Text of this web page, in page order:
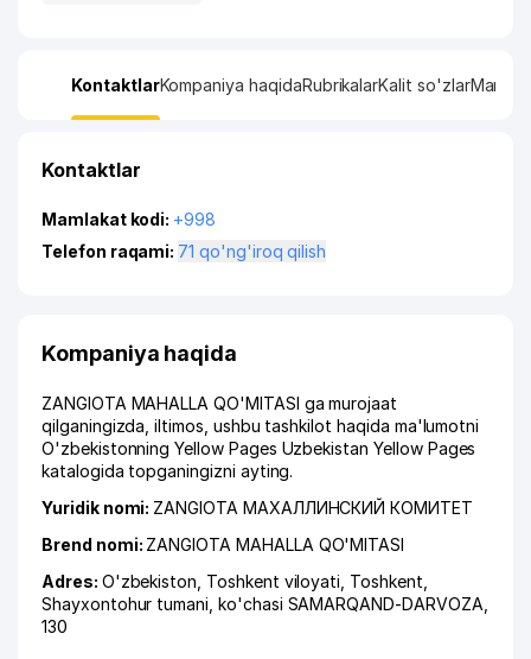
KontaktlarKompaniya haqidaRubrikalarKalit so'zlarManzil
Kontaktlar
Mamlakat kodi: +998
Telefon raqami:
71 qo'ng'iroq qilish
Kompaniya haqida
ZANGIOTA MAHALLA QO'MITASI ga murojaat
qilganingizda, iltimos, ushbu tashkilot haqida ma'lumotni
O'zbekistonning Yellow Pages Uzbekistan Yellow Pages
katalogida topganingizni ayting.
Yuridik nomi: ZANGIOTA МАХАЛЛИНСКИЙ КОМИТЕТ
Brend nomi: ZANGIOTA MAHALLA QO'MITASI
Adres: O'zbekiston, Toshkent viloyati Toshkent
Shayxontohur tumani ko'chasi SAMARQAND-DARVOZA
130